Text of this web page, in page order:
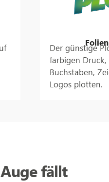
Der günstige
farbigen Druck,
Buchstaben,
Logos plotten.
fällt